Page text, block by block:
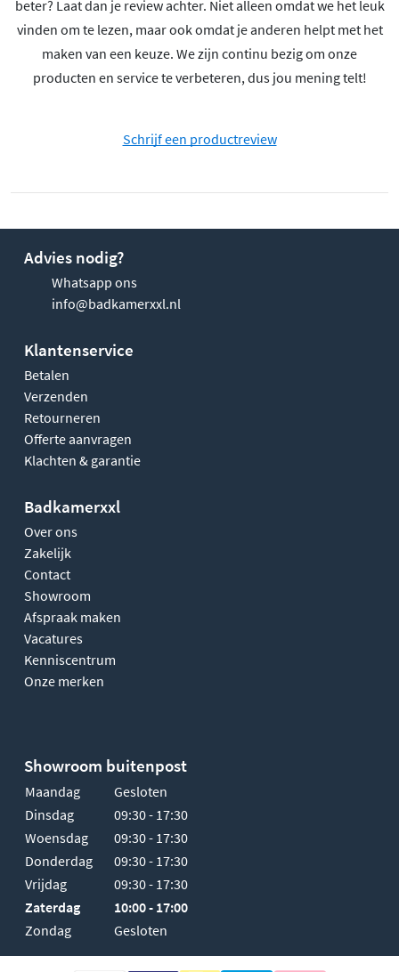
beter? Laat dan je review achter. Niet alleen omdat we het leuk
vinden om te lezen, maar ook omdat je anderen helpt met het
maken van een keuze. We zijn continu bezig om onze
producten en service te verbeteren, dus jou mening telt!
Schrijf een productreview
Advies nodig?
Whatsapp ons
info@badkamerxxl.nl
Klantenservice
Betalen
Verzenden
Retourneren
Offerte aanvragen
Klachten & garantie
Badkamerxxl
Over ons
Zakelijk
Contact
Showroom
Afspraak maken
Vacatures
Kenniscentrum
Onze merken
Showroom buitenpost
Maandag
Gesloten
Dinsdag
09:30 - 17:30
Woensdag
09:30 - 17:30
Donderdag
09:30 - 17:30
Vrijdag
09:30 - 17:30
Zaterdag
10:00 - 17:00
Zondag
Gesloten